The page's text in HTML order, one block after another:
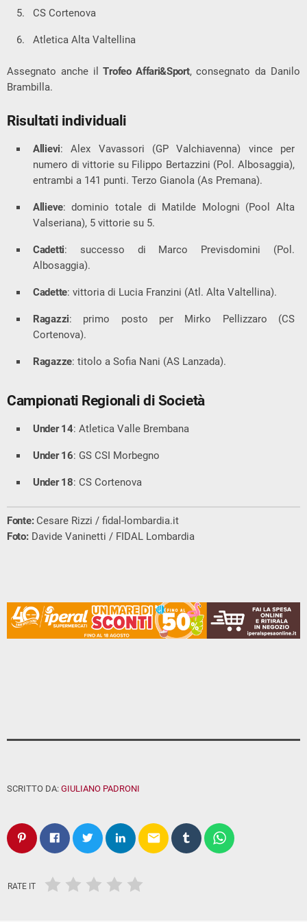
CS Cortenova
Atletica Alta Valtellina
Assegnato anche ilTrofeo Affari&Sport, consegnato da Danilo
Brambilla.
Risultati individuali
Allievi: Alex Vavassori (GP Valchiavenna) vince per
numero di vittorie su Filippo Bertazzini (Pol. Albosaggia),
entrambi a 141 punti. Terzo Gianola (As Premana).
Allieve: dominio totale di Matilde Mologni (Pool Alta
Valseriana), 5 vittorie su 5.
Cadetti: successo di Marco Previsdomini (Pol.
Albosaggia).
Cadette: vittoria di Lucia Franzini (Atl. Alta Valtellina).
Ragazzi: primo posto per Mirko Pellizzaro (CS
Cortenova).
Ragazze: titolo a Sofia Nani (AS Lanzada).
Campionati Regionali di Società
Under 14: Atletica Valle Brembana
Under 16: GS CSI Morbegno
Under 18: CS Cortenova
Fonte:Cesare Rizzi / fidal-lombardia.it
Foto:Davide Vaninetti / FIDAL Lombardia
SCRITTO DA: GIULIANO PADRONI
email
RATE IT